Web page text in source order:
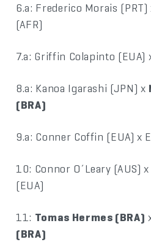
6.a: Frederico Morais
(AFR)
7.a: Griffin Colapinto (EUA)
8.a: Kanoa Igarashi (JPN) x
(BRA)
9.a: Conner Coffin (EUA) x
10: Connor O´Leary (AUS)
(EUA)
11: Tomas Hermes (BRA)
(BRA)